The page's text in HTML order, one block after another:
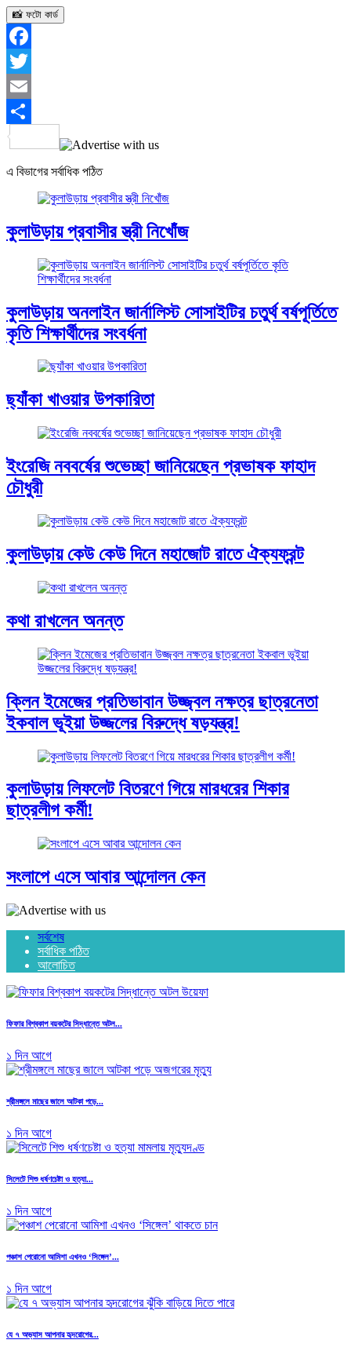
📸 ফটো কার্ড
Facebook
Twitter
Email
Share
এ বিভাগের সর্বাধিক পঠিত
কুলাউড়ায় প্রবাসীর স্ত্রী নিখোঁজ
কুলাউড়ায় অনলাইন জার্নালিস্ট সোসাইটির চতুর্থ বর্ষপূর্তিতে
কৃতি শিক্ষার্থীদের সংবর্ধনা
ছ্যাঁকা খাওয়ার উপকারিতা
ইংরেজি নববর্ষের শুভেচ্ছা জানিয়েছেন প্রভাষক ফাহাদ
চৌধুরী
কুলাউড়ায় কেউ কেউ দিনে মহাজোট রাতে ঐক্যফ্রন্ট
কথা রাখলেন অনন্ত
ক্লিন ইমেজের প্রতিভাবান উজ্জ্বল নক্ষত্র ছাত্রনেতা
ইকবাল ভূইয়া উজ্জলের বিরুদ্ধে ষড়যন্ত্র!
কুলাউড়ায় লিফলেট বিতরণে গিয়ে মারধরের শিকার
ছাত্রলীগ কর্মী!
সংলাপে এসে আবার আন্দোলন কেন
সর্বশেষ
সর্বাধিক পঠিত
আলোচিত
ফিফার বিশ্বকাপ বয়কটের সিদ্ধান্তে অটল...
১ দিন আগে
শ্রীমঙ্গলে মাছের জালে আটকা পড়ে...
১ দিন আগে
সিলেটে শিশু ধর্ষণচেষ্টা ও হত্যা...
১ দিন আগে
পঞ্চাশ পেরোনো আমিশা এখনও ‘সিঙ্গেল’...
১ দিন আগে
যে ৭ অভ্যাস আপনার হৃদরোগের...